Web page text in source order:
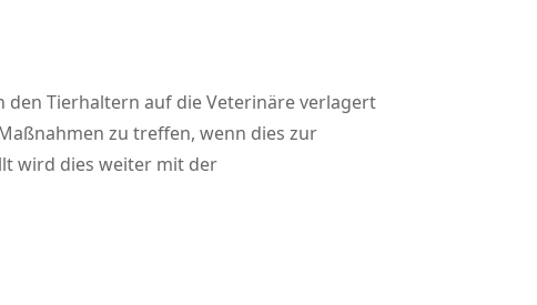
Tierhaltern auf die Veterinäre verlagert
zu treffen, wenn dies zur
wird dies weiter mit der